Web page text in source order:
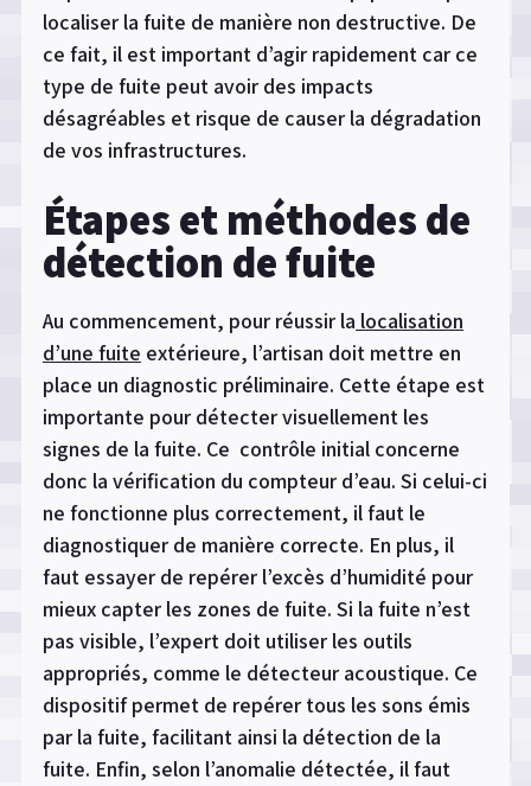
localiser la fuite de manière non destructive. De
ce fait, il est important d’agir rapidement car ce
type de fuite peut avoir des impacts
désagréables et risque de causer la dégradation
de vos infrastructures.
Étapeset méthodes de
détection de fuite
Au commencement, pour réussir la localisation
d’une fuite extérieure, l’artisan doit mettre en
place un diagnostic préliminaire. Cette étape est
importante pour détecter visuellement les
signes de la fuite. Ce contrôle initial concerne
donc la vérification du compteur d’eau. Si celui-ci
ne fonctionne plus correctement, il faut le
diagnostiquer de manière correcte. En plus, il
faut essayer de repérer l’excès d’humidité pour
mieux capter les zones de fuite. Si la fuite n’est
pas visible, l’expert doit utiliser les outils
appropriés, comme le détecteur acoustique. Ce
dispositif permet de repérer tous les sons émis
par la fuite, facilitant ainsi la détection de la
fuite. Enfin, selon l’anomalie détectée, il faut